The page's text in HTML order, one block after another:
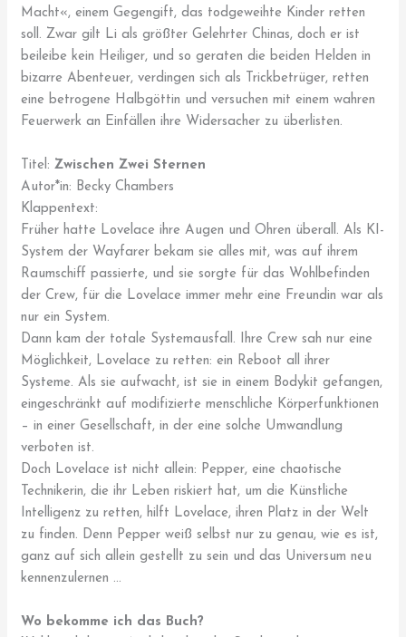
Macht«, einem Gegengift, das todgeweihte Kinder retten
soll. Zwar gilt Li als größter Gelehrter Chinas, doch er ist
beileibe kein Heiliger, und so geraten die beiden Helden in
bizarre Abenteuer, verdingen sich als Trickbetrüger, retten
eine betrogene Halbgöttin und versuchen mit einem wahren
Feuerwerk an Einfällen ihre Widersacher zu überlisten.
Titel:Zwischen Zwei Sternen
Autor*in: Becky Chambers
Klappentext:
Früher hatte Lovelace ihre Augen und Ohren überall. Als KI-
System der Wayfarer bekam sie alles mit, was auf ihrem
Raumschiff passierte, und sie sorgte für das Wohlbefinden
der Crew, für die Lovelace immer mehr eine Freundin war als
nur ein System.
Dann kam der totale Systemausfall. Ihre Crew sah nur eine
Möglichkeit, Lovelace zu retten: ein Reboot all ihrer
Systeme. Als sie aufwacht, ist sie in einem Bodykit gefangen,
eingeschränkt auf modifizierte menschliche Körperfunktionen
– in einer Gesellschaft, in der eine solche Umwandlung
verboten ist.
Doch Lovelace ist nicht allein: Pepper, eine chaotische
Technikerin, die ihr Leben riskiert hat, um die Künstliche
Intelligenz zu retten, hilft Lovelace, ihren Platz in der Welt
zu finden. Denn Pepper weiß selbst nur zu genau, wie es ist,
ganz auf sich allein gestellt zu sein und das Universum neu
kennenzulernen …
Wo bekomme ich das Buch?